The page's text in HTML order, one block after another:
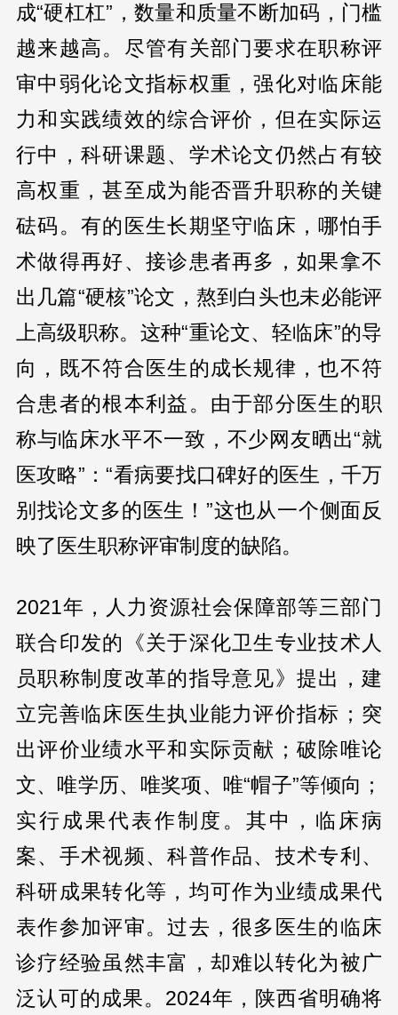
成“硬杠杠”，数量和质量不断加码，门槛
越来越高。尽管有关部门要求在职称评
审中弱化论文指标权重，强化对临床能
力和实践绩效的综合评价，但在实际运
行中，科研课题、学术论文仍然占有较
高权重，甚至成为能否晋升职称的关键
砝码。有的医生长期坚守临床，哪怕手
术做得再好、接诊患者再多，如果拿不
出几篇“硬核”论文，熬到白头也未必能评
上高级职称。这种“重论文、轻临床”的导
向，既不符合医生的成长规律，也不符
合患者的根本利益。由于部分医生的职
称与临床水平不一致，不少网友晒出“就
医攻略”：“看病要找口碑好的医生，千万
别找论文多的医生！”这也从一个侧面反
映了医生职称评审制度的缺陷。
2021年，人力资源社会保障部等三部门
联合印发的《关于深化卫生专业技术人
员职称制度改革的指导意见》提出，建
立完善临床医生执业能力评价指标；突
出评价业绩水平和实际贡献；破除唯论
文、唯学历、唯奖项、唯“帽子”等倾向；
实行成果代表作制度。其中，临床病
案、手术视频、科普作品、技术专利、
科研成果转化等，均可作为业绩成果代
表作参加评审。过去，很多医生的临床
诊疗经验虽然丰富，却难以转化为被广
泛认可的成果。2024年，陕西省明确将